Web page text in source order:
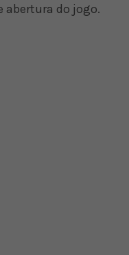
abertura do jogo.